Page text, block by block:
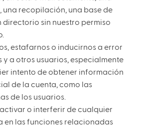
una recopilación, una base de
directorio sin nuestro permiso
estafarnos o inducirnos a error
y a otros usuarios, especialmente
intento de obtener información
de la cuenta, como las
de los usuarios.
o interferir de cualquier
en las funciones relacionadas